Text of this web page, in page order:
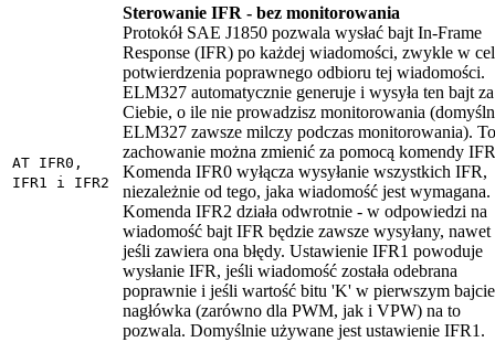
AT IFR0,
IFR1 i IFR2
Sterowanie IFR - bez monitorowania
Protokół SAE J1850 pozwala wysłać bajt In-Frame
Response (IFR) po każdej wiadomości, zwykle w
potwierdzenia poprawnego odbioru tej wiadomości.
ELM327 automatycznie generuje i wysyła ten bajt za
Ciebie, o ile nie prowadzisz monitorowania
ELM327 zawsze milczy podczas monitorowania). To
zachowanie można zmienić za pomocą komendy
Komenda IFR0 wyłącza wysyłanie wszystkich IFR,
niezależnie od tego, jaka wiadomość jest wymagana.
Komenda IFR2 działa odwrotnie - w odpowiedzi na
wiadomość bajt IFR będzie zawsze wysyłany, nawet
jeśli zawiera ona błędy. Ustawienie IFR1 powoduje
wysłanie IFR, jeśli wiadomość została odebrana
poprawnie i jeśli wartość bitu 'K' w pierwszym bajcie
nagłówka (zarówno dla PWM, jak i VPW) na to
pozwala. Domyślnie używane jest ustawienie IFR1.